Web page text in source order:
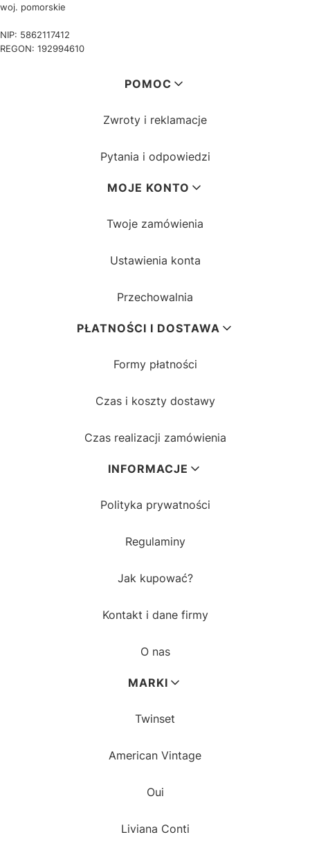
woj. pomorskie
NIP: 5862117412
REGON: 192994610
POMOC
Zwroty i reklamacje
Pytania i odpowiedzi
MOJE KONTO
Twoje zamówienia
Ustawienia konta
Przechowalnia
PŁATNOŚCI I DOSTAWA
Formy płatności
Czas i koszty dostawy
Czas realizacji zamówienia
INFORMACJE
Polityka prywatności
Regulaminy
Jak kupować?
Kontakt i dane firmy
O nas
MARKI
Twinset
American Vintage
Oui
Liviana Conti